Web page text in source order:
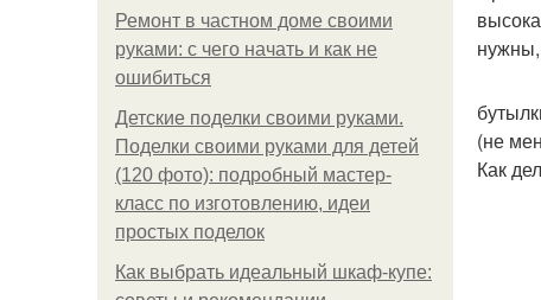
Ремонт в частном доме своими
руками: с чего начать и как не
ошибиться
Детские поделки своими руками.
Поделки своими руками для детей
(120 фото): подробный мастер-
класс по изготовлению, идеи
простых поделок
Как выбрать идеальный шкаф-купе:
(не
Как